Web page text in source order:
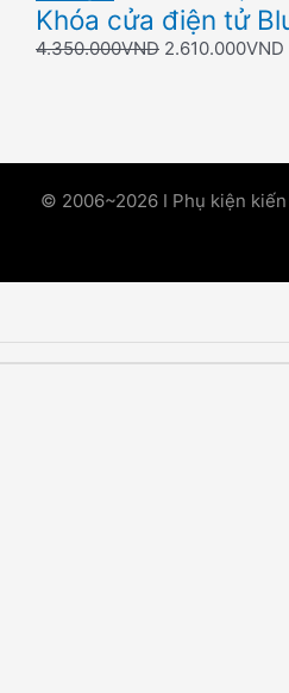
Khóa cửa điện tử
4.350.000VND 2.610.000VND
© 2006~2026 I Phụ kiện